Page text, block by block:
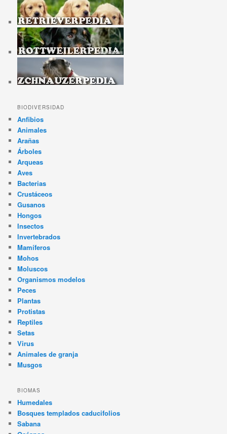
BIODIVERSIDAD
Anfibios
Animales
Arañas
Árboles
Arqueas
Aves
Bacterias
Crustáceos
Gusanos
Hongos
Insectos
Invertebrados
Mamíferos
Mohos
Moluscos
Organismos modelos
Peces
Plantas
Protistas
Reptiles
Setas
Virus
Animales de granja
Musgos
BIOMAS
Humedales
Bosques templados caducifolios
Sabana